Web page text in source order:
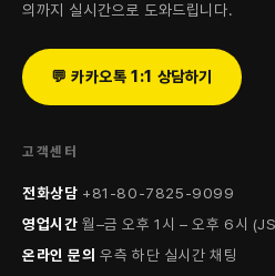
의까지 실시간으로 도와드립니다.
💬 카카오톡 1:1 상담하기
고객센터
전화상담 +81-80-7825-9099
영업시간 월–금 오후 1시 – 오후 6시
온라인 문의 우측 하단 실시간 채팅